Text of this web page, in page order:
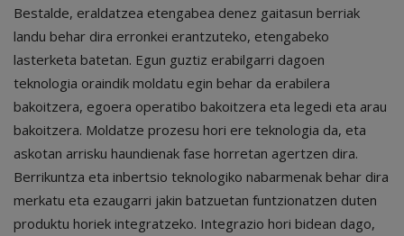
Bestalde, eraldatzea etengabea denez gaitasun berriak
landu behar dira erronkei erantzuteko, etengabeko
lasterketa batetan. Egun guztiz erabilgarri dagoen
teknologia oraindik moldatu egin behar da erabilera
bakoitzera, egoera operatibo bakoitzera eta legedi eta arau
bakoitzera. Moldatze prozesu hori ere teknologia da, eta
askotan arrisku haundienak fase horretan agertzen dira.
Berrikuntza eta inbertsio teknologiko nabarmenak behar dira
merkatu eta ezaugarri jakin batzuetan funtzionatzen duten
produktu horiek integratzeko. Integrazio hori bidean dago,